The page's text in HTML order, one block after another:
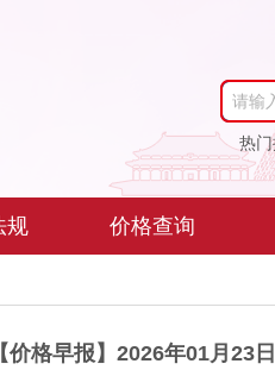
请输
热门
规 价格查询
【价格早报】2026年01月23